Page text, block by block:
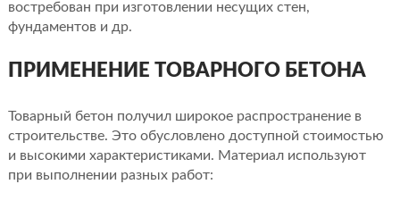
востребован при изготовлении несущих стен,
фундаментов и др.
ПРИМЕНЕНИЕ ТОВАРНОГО БЕТОНА
Товарный бетон получил широкое распространение в
строительстве. Это обусловлено доступной стоимостью
и высокими характеристиками. Материал используют
при выполнении разных работ: